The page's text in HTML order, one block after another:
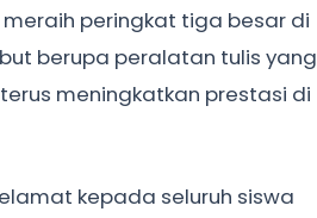
peringkat tiga besar di
berupa peralatan tulis yang
meningkatkan prestasi di
kepada seluruh siswa